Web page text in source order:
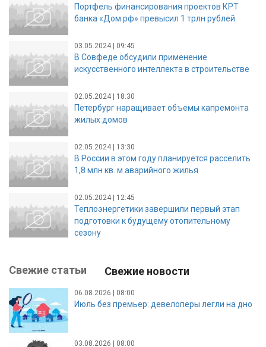
Портфель финансирования проектов КРТ
банка «Дом.рф» превысил 1 трлн рублей
03.05.2024 | 09:45
В Совфеде обсудили применение
искусственного интеллекта в строительстве
02.05.2024 | 18:30
Петербург наращивает объемы капремонта
жилых домов
02.05.2024 | 13:30
В России в этом году планируется расселить
1,8 млн кв. м аварийного жилья
02.05.2024 | 12:45
Теплоэнергетики завершили первый этап
подготовки к будущему отопительному
сезону
Свежие статьи Свежие новости
06.08.2026 | 08:00
Июль без премьер: девелоперы легли на дно
03.08.2026 | 08:00